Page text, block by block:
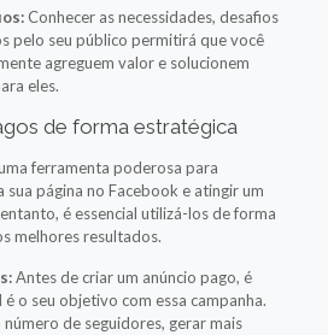
Conhecer as necessidades, desafios
pelo seu público permitirá que você
agreguem valor e solucionem
eles.
de forma estratégica
ferramenta poderosa para
sua página no Facebook e atingir um
é essencial utilizá-los de forma
melhores resultados.
Antes de criar um anúncio pago, é
o seu objetivo com essa campanha.
de seguidores, gerar mais